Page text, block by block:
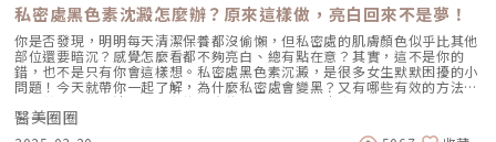
私密處黑色素沈澱怎麼辦？原來這樣做，亮白回來不是夢！
你是否發現，明明每天清潔保養都沒偷懶，但私密處的肌膚顏色似乎比其他
部位還要暗沉？感覺怎麼看都不夠亮白、總有點在意？其實，這不是你的
錯，也不是只有你會這樣想。私密處黑色素沉澱，是很多女生默默困擾的小
問題！今天就帶你一起了解，為什麼私密處會變黑？又有哪些有效的方法可
以改善？一次說清楚，讓你找回自信！為什麼私密處會變黑？常見4大原因
首先，我們得先搞清楚「變黑」的原因，這樣才知道要從哪裡下手改善！1.
摩擦摩擦再摩擦緊身褲、蕾絲襪、走路摩擦……都會刺激皮膚，讓黑色素開
醫美圈圈